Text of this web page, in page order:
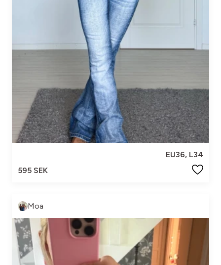
EU36, L34
595 SEK
Moa